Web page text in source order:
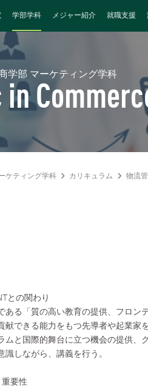
学部学科 メジャー紹介 就職支援
学部 マーケティング学科
in
ケティング学科 カリキュラム 物流
との関わり
る「質の高い教育の提供、フロン
献できる能力をもつ先導者や起業家
ムと国際的舞台に立つ機会の提供、
しながら、講義を行う。
重要性